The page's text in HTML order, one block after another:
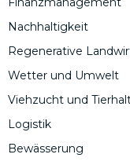
Nachhaltigkeit
Regenerative
Wetter und Umwelt
Viehzucht und
Logistik
Bewässerung